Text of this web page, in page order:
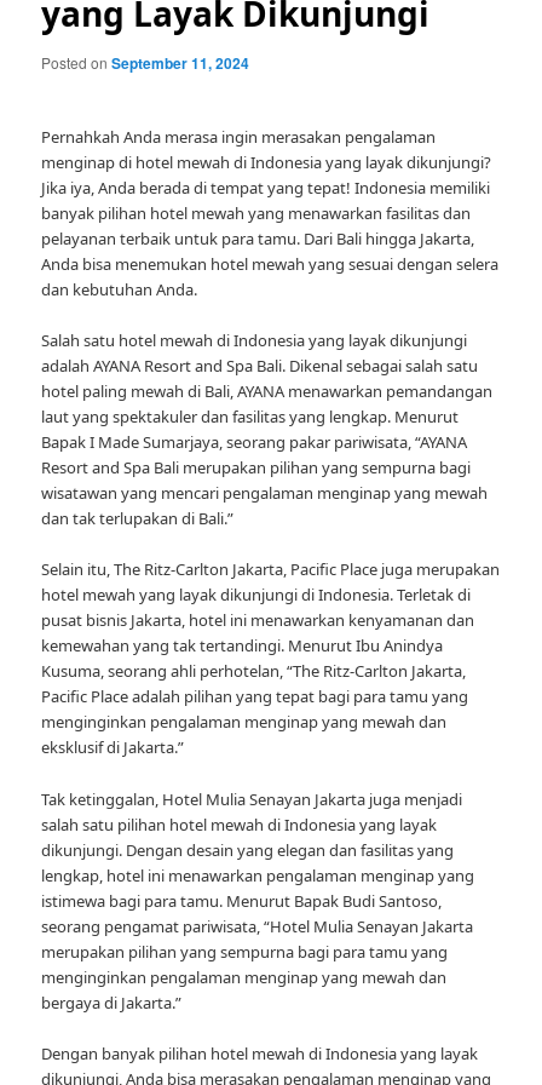
yang Layak Dikunjungi
Posted onSeptember 11, 2024
Pernahkah Anda merasa ingin merasakan pengalaman
menginap di hotel mewah di Indonesia yang layak dikunjungi?
Jika iya, Anda berada di tempat yang tepat! Indonesia memiliki
banyak pilihan hotel mewah yang menawarkan fasilitas dan
pelayanan terbaik untuk para tamu. Dari Bali hingga Jakarta,
Anda bisa menemukan hotel mewah yang sesuai dengan selera
dan kebutuhan Anda.
Salah satu hotel mewah di Indonesia yang layak dikunjungi
adalah AYANA Resort and Spa Bali. Dikenal sebagai salah satu
hotel paling mewah di Bali, AYANA menawarkan pemandangan
laut yang spektakuler dan fasilitas yang lengkap. Menurut
Bapak I Made Sumarjaya, seorang pakar pariwisata, “AYANA
Resort and Spa Bali merupakan pilihan yang sempurna bagi
wisatawan yang mencari pengalaman menginap yang mewah
dan tak terlupakan di Bali.”
Selain itu, The Ritz-Carlton Jakarta, Pacific Place juga merupakan
hotel mewah yang layak dikunjungi di Indonesia. Terletak di
pusat bisnis Jakarta, hotel ini menawarkan kenyamanan dan
kemewahan yang tak tertandingi. Menurut Ibu Anindya
Kusuma, seorang ahli perhotelan, “The Ritz-Carlton Jakarta,
Pacific Place adalah pilihan yang tepat bagi para tamu yang
menginginkan pengalaman menginap yang mewah dan
eksklusif di Jakarta.”
Tak ketinggalan, Hotel Mulia Senayan Jakarta juga menjadi
salah satu pilihan hotel mewah di Indonesia yang layak
dikunjungi. Dengan desain yang elegan dan fasilitas yang
lengkap, hotel ini menawarkan pengalaman menginap yang
istimewa bagi para tamu. Menurut Bapak Budi Santoso,
seorang pengamat pariwisata, “Hotel Mulia Senayan Jakarta
merupakan pilihan yang sempurna bagi para tamu yang
menginginkan pengalaman menginap yang mewah dan
bergaya di Jakarta.”
Dengan banyak pilihan hotel mewah di Indonesia yang layak
dikunjungi, Anda bisa merasakan pengalaman menginap yang